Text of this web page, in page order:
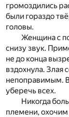
громоздились
были гораздо
головы.
Женщина с
снизу звук.
не до конца
вздохнула. Злая
непоправимым.
уберечь всех.
Никогда
племени, охочим